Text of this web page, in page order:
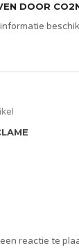
DOOR
reactie te